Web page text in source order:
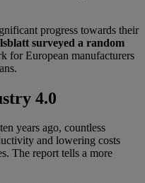
progress towards their
surveyed a random
for European manufacturers
4.0
years ago, countless
and lowering costs
The report tells a more